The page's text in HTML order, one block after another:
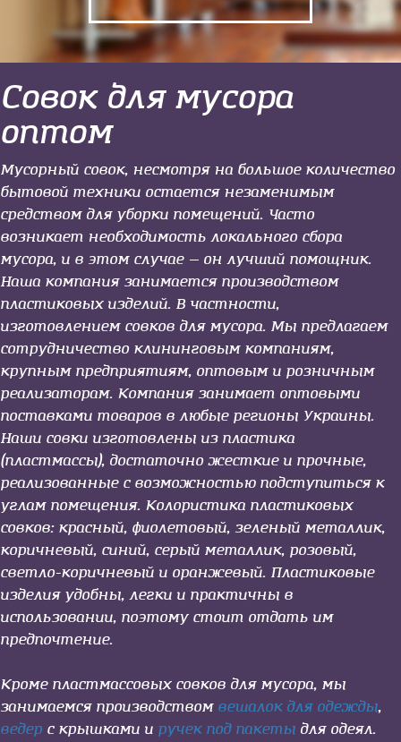
Совок для мусора
оптом
Мусорный совок, несмотря на большое количество
бытовой техники остается незаменимым
средством для уборки помещений. Часто
возникает необходимость локального сбора
мусора, и в этом случае — он лучший помощник.
Наша компания занимается производством
пластиковых изделий. В частности,
изготовлением совков для мусора. Мы предлагаем
сотрудничество клининговым компаниям,
крупным предприятиям, оптовым и розничным
реализаторам. Компания занимает оптовыми
поставками товаров в любые регионы Украины.
Наши совки изготовлены из пластика
(пластмассы), достаточно жесткие и прочные,
реализованные с возможностью подступиться к
углам помещения. Колористика пластиковых
совков: красный, фиолетовый, зеленый металлик,
коричневый, синий, серый металлик, розовый,
светло-коричневый и оранжевый. Пластиковые
изделия удобны, легки и практичны в
использовании, поэтому стоит отдать им
предпочтение.
Кроме пластмассовых совков для мусора, мы
занимаемся производством вешалок для одежды,
ведер с крышками и ручек под пакеты для одеял.